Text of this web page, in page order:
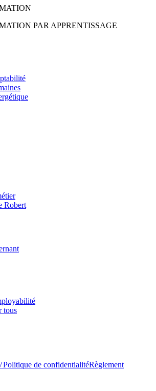
PAR APPRENTISSAGE
Robert
tous
Politique de confidentialitéRèglement